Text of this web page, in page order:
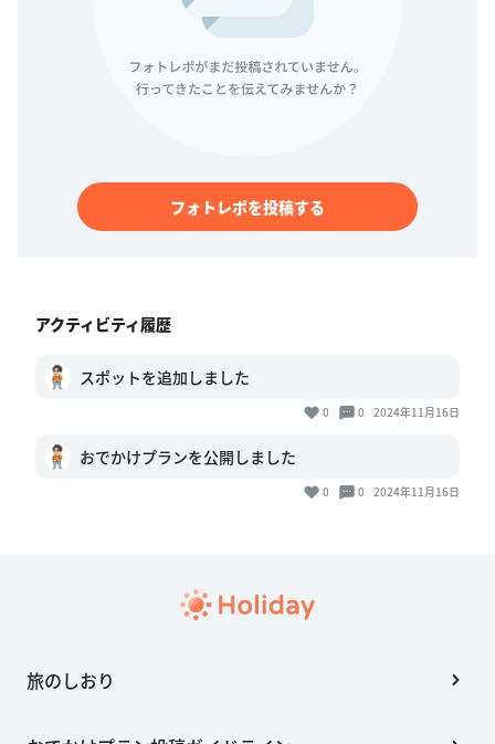
フォトレポを投稿する
アクティビティ履歴
スポットを追加しました
0 0 2024年11月16日
おでかけプランを公開しました
0 0 2024年11月16日
旅のしおり